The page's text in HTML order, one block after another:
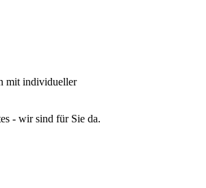
mit individueller
- wir sind für Sie da.